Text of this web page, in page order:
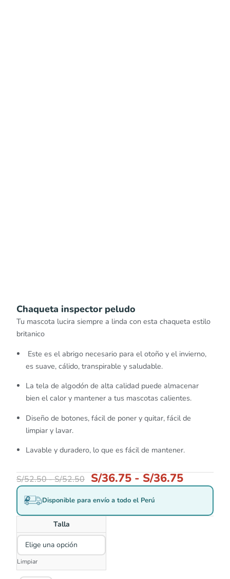
Chaqueta inspector peludo
Tu mascota lucira siempre a linda con esta chaqueta estilo
britanico
Este es el abrigo necesario para el otoño y el invierno,
es suave, cálido, transpirable y saludable.
La tela de algodón de alta calidad puede almacenar
bien el calor y mantener a tus mascotas calientes.
Diseño de botones, fácil de poner y quitar, fácil de
limpiar y lavar.
Lavable y duradero, lo que es fácil de mantener.
S/52.50-S/52.50 S/36.75 - S/36.75
Disponible para envío a todo el Perú
Talla
Limpiar